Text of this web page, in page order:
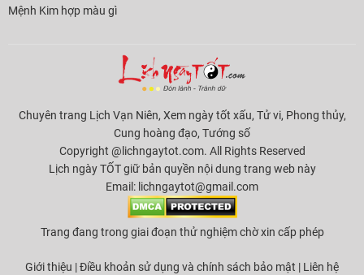
Mệnh Kim hợp màu gì
Chuyên trang Lịch Vạn Niên, Xem ngày tốt xấu, Tử vi, Phong thủy,
Cung hoàng đạo, Tướng số
Copyright @lichngaytot.com. All Rights Reserved
Lịch ngày TỐT giữ bản quyền nội dung trang web này
Email: lichngaytot@gmail.com
Trang đang trong giai đoạn thử nghiệm chờ xin cấp phép
Giới thiệu |Điều khoản sử dụng và chính sách bảo mật | Liên hệ